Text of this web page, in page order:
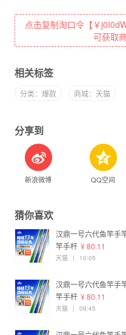
点击复制淘口令【￥j0I0dW9lEKH￥】 打
可获取
相关标签
分类：爆款 商城：天猫
分享到
新浪微博 QQ空间
猜你喜欢
汉鼎一号六代鱼竿手
竿手杆 ¥ 80.11
天猫 | 10:05
汉鼎一号六代鱼竿手
竿手杆 ¥ 80.11
天猫 | 09:45